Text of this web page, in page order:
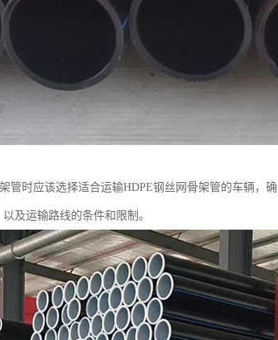
管时应该选择适合运输HDPE钢丝网骨架管的车辆，
及运输路线的条件和限制。